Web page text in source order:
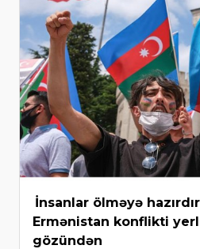
İnsanlar ölməyə
Ermənistan konflikti
gözündən